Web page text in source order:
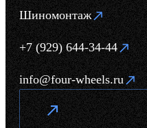
Шиномонтаж
+7 (929) 644-34-44
info@four-wheels.ru